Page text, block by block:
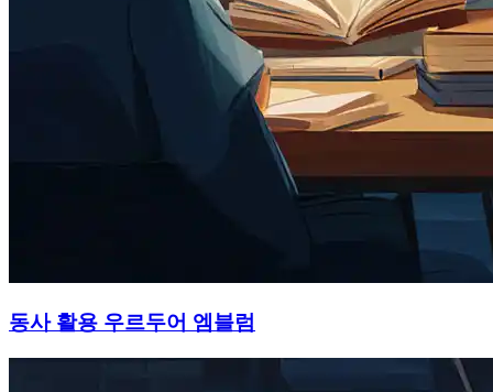
동사 활용 우르두어 엠블럼